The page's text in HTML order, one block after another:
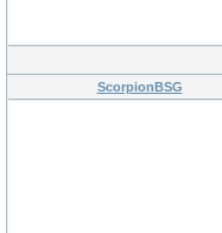
ScorpionBSG